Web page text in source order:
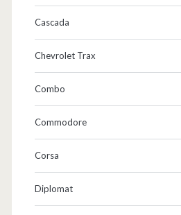
a
…
Cascada
Chevrolet Trax
Combo
Commodore
Corsa
Diplomat